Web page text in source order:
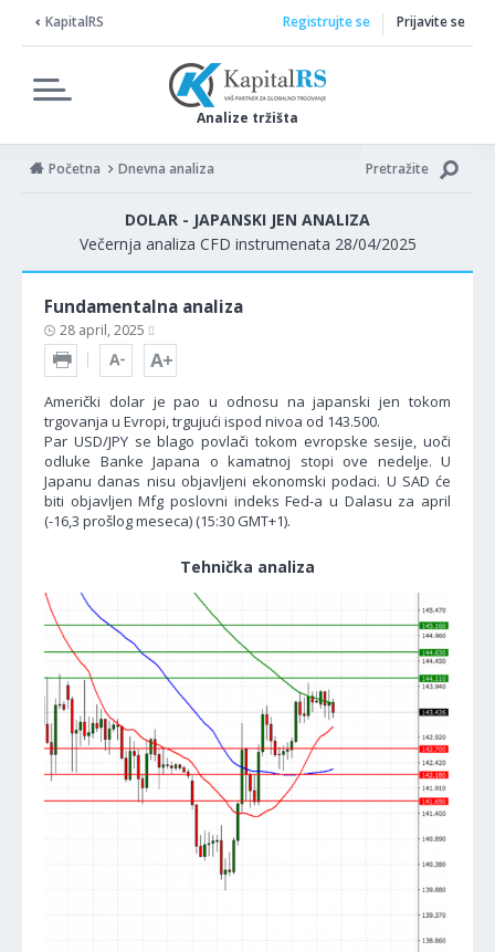
KapitalRS
Analize tržišta
Registrujte se Prijavite se
Početna Dnevna analiza Pretražite
DOLAR - JAPANSKI JEN ANALIZA
Večernja analiza CFD instrumenata 28/04/2025
Fundamentalna analiza
28 april, 2025
Američki dolar je pao u odnosu na japanski jen tokom
trgovanja u Evropi, trgujući ispod nivoa od 143.500.
Par USD/JPY se blago povlači tokom evropske sesije, uoči
odluke Banke Japana o kamatnoj stopi ove nedelje. U
Japanu danas nisu objavljeni ekonomski podaci. U SAD će
biti objavljen Mfg poslovni indeks Fed-a u Dalasu za april
(-16,3 prošlog meseca) (15:30 GMT+1).
Tehnička analiza